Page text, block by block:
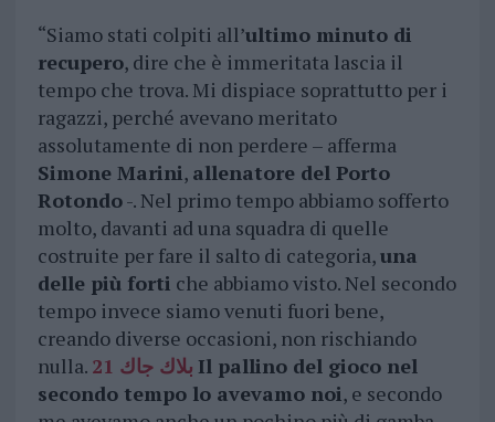
“Siamo stati colpiti all’ultimo minuto di
recupero, dire che è immeritata lascia il
tempo che trova. Mi dispiace soprattutto per i
ragazzi, perché avevano meritato
assolutamente di non perdere – afferma
Simone Marini, allenatore del Porto
Rotondo-. Nel primo tempo abbiamo sofferto
molto, davanti ad una squadra di quelle
costruite per fare il salto di categoria,una
delle più forti che abbiamo visto. Nel secondo
tempo invece siamo venuti fuori bene,
creando diverse occasioni, non rischiando
nulla.
بلاك جاك 21 Il pallino del gioco nel
secondo tempo lo avevamo noi, e secondo